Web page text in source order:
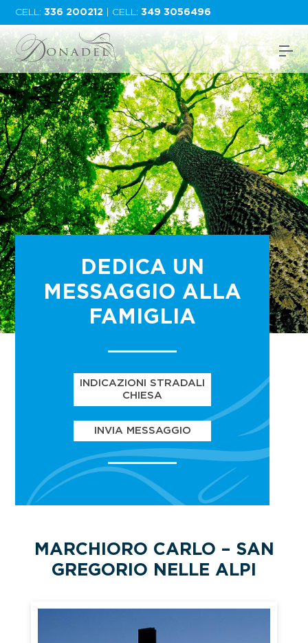
CELL:336 200212 | CELL:349 3056496
DEDICA UN
MESSAGGIO ALLA
FAMIGLIA
INDICAZIONI STRADALI
CHIESA
INVIA MESSAGGIO
MARCHIORO CARLO – SAN
GREGORIO NELLE ALPI